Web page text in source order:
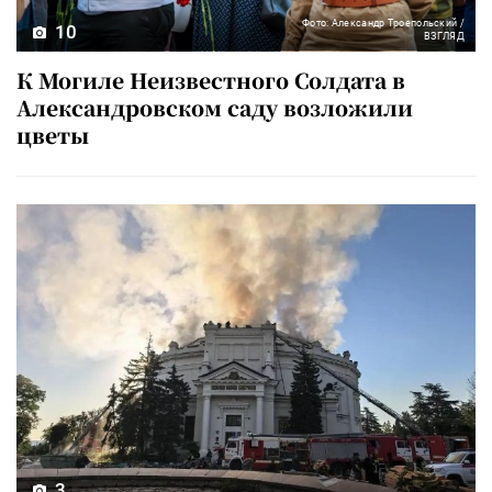
10
Фото: Александр Троепольский /
ВЗГЛЯД
К Могиле Неизвестного Солдата в
Александровском саду возложили
цветы